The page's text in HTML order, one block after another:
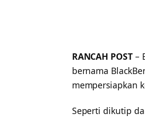
RANCAH POST –
bernama
mempersiapkan
Seperti dikutip